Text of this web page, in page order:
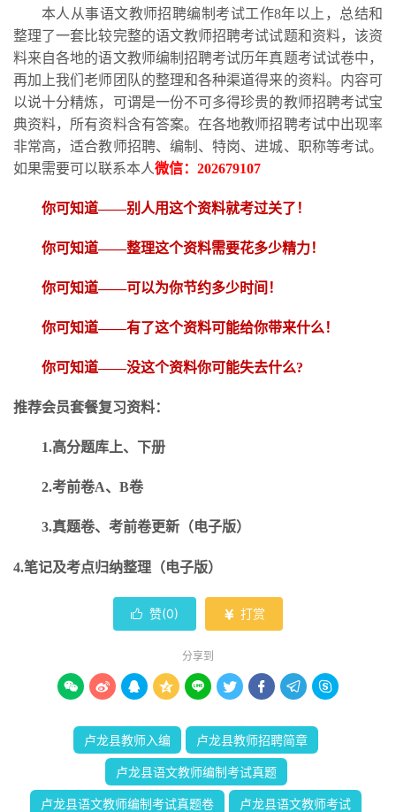
本人从事语文教师招聘编制考试工作8年以上，总结和
整理了一套比较完整的语文教师招聘考试试题和资料，该资
料来自各地的语文教师编制招聘考试历年真题考试试卷中，
再加上我们老师团队的整理和各种渠道得来的资料。内容可
以说十分精炼，可谓是一份不可多得珍贵的教师招聘考试宝
典资料，所有资料含有答案。在各地教师招聘考试中出现率
非常高，适合教师招聘、编制、特岗、进城、职称等考试。
如果需要可以联系本人微信： 202679107
你可知道——别人用这个资料就考过关了！
你可知道——整理这个资料需要花多少精力！
你可知道——可以为你节约多少时间！
你可知道——有了这个资料可能给你带来什么！
你可知道——没这个资料你可能失去什么?
推荐会员套餐复习资料：
1.高分题库上、下册
2.考前卷A、B卷
3.真题卷、考前卷更新（电子版）
4.笔记及考点归纳整理（电子版）
 赞(0)  打赏
分享到
        
卢龙县教师入编 卢龙县教师招聘简章
卢龙县语文教师编制考试真题
卢龙县语文教师编制考试真题卷 卢龙县语文教师考试